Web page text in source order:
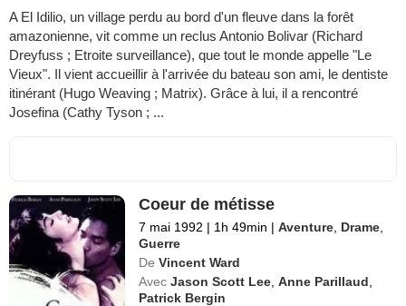
A El Idilio, un village perdu au bord d'un fleuve dans la forêt
amazonienne, vit comme un reclus Antonio Bolivar (Richard
Dreyfuss ; Etroite surveillance), que tout le monde appelle "Le
Vieux". Il vient accueillir à l'arrivée du bateau son ami, le dentiste
itinérant (Hugo Weaving ; Matrix). Grâce à lui, il a rencontré
Josefina (Cathy Tyson ; ...
Coeur de métisse
7 mai 1992 | 1h 49min | Aventure Drame
Guerre
De Vincent Ward
Avec Jason Scott Lee ,Anne Parillaud
Patrick Bergin